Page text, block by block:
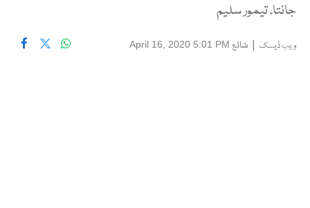
جانتا، تیمور سلیم
ویب ڈیسک | شائع April 16, 2020 5:01 PM